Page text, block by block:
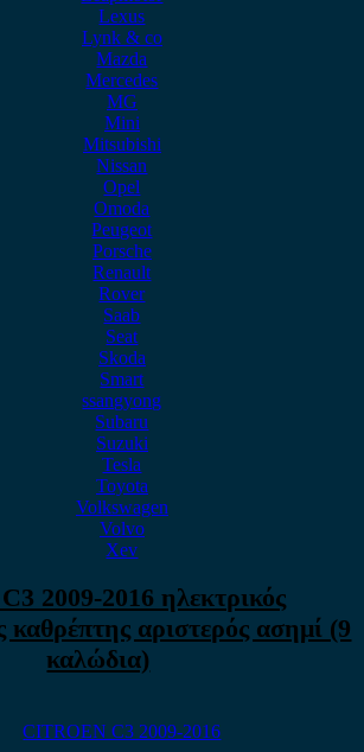
Lexus
Lynk & co
Mazda
Mercedes
MG
Mini
Mitsubishi
Nissan
Opel
Omoda
Peugeot
Porsche
Renault
Rover
Saab
Seat
Skoda
Smart
ssangyong
Subaru
Suzuki
Tesla
Toyota
Volkswagen
Volvo
Xev
2009-2016 ηλεκτρικός
καθρέπτης αριστερός ασημί (9
καλώδια)
CITROEN C3 2009-2016